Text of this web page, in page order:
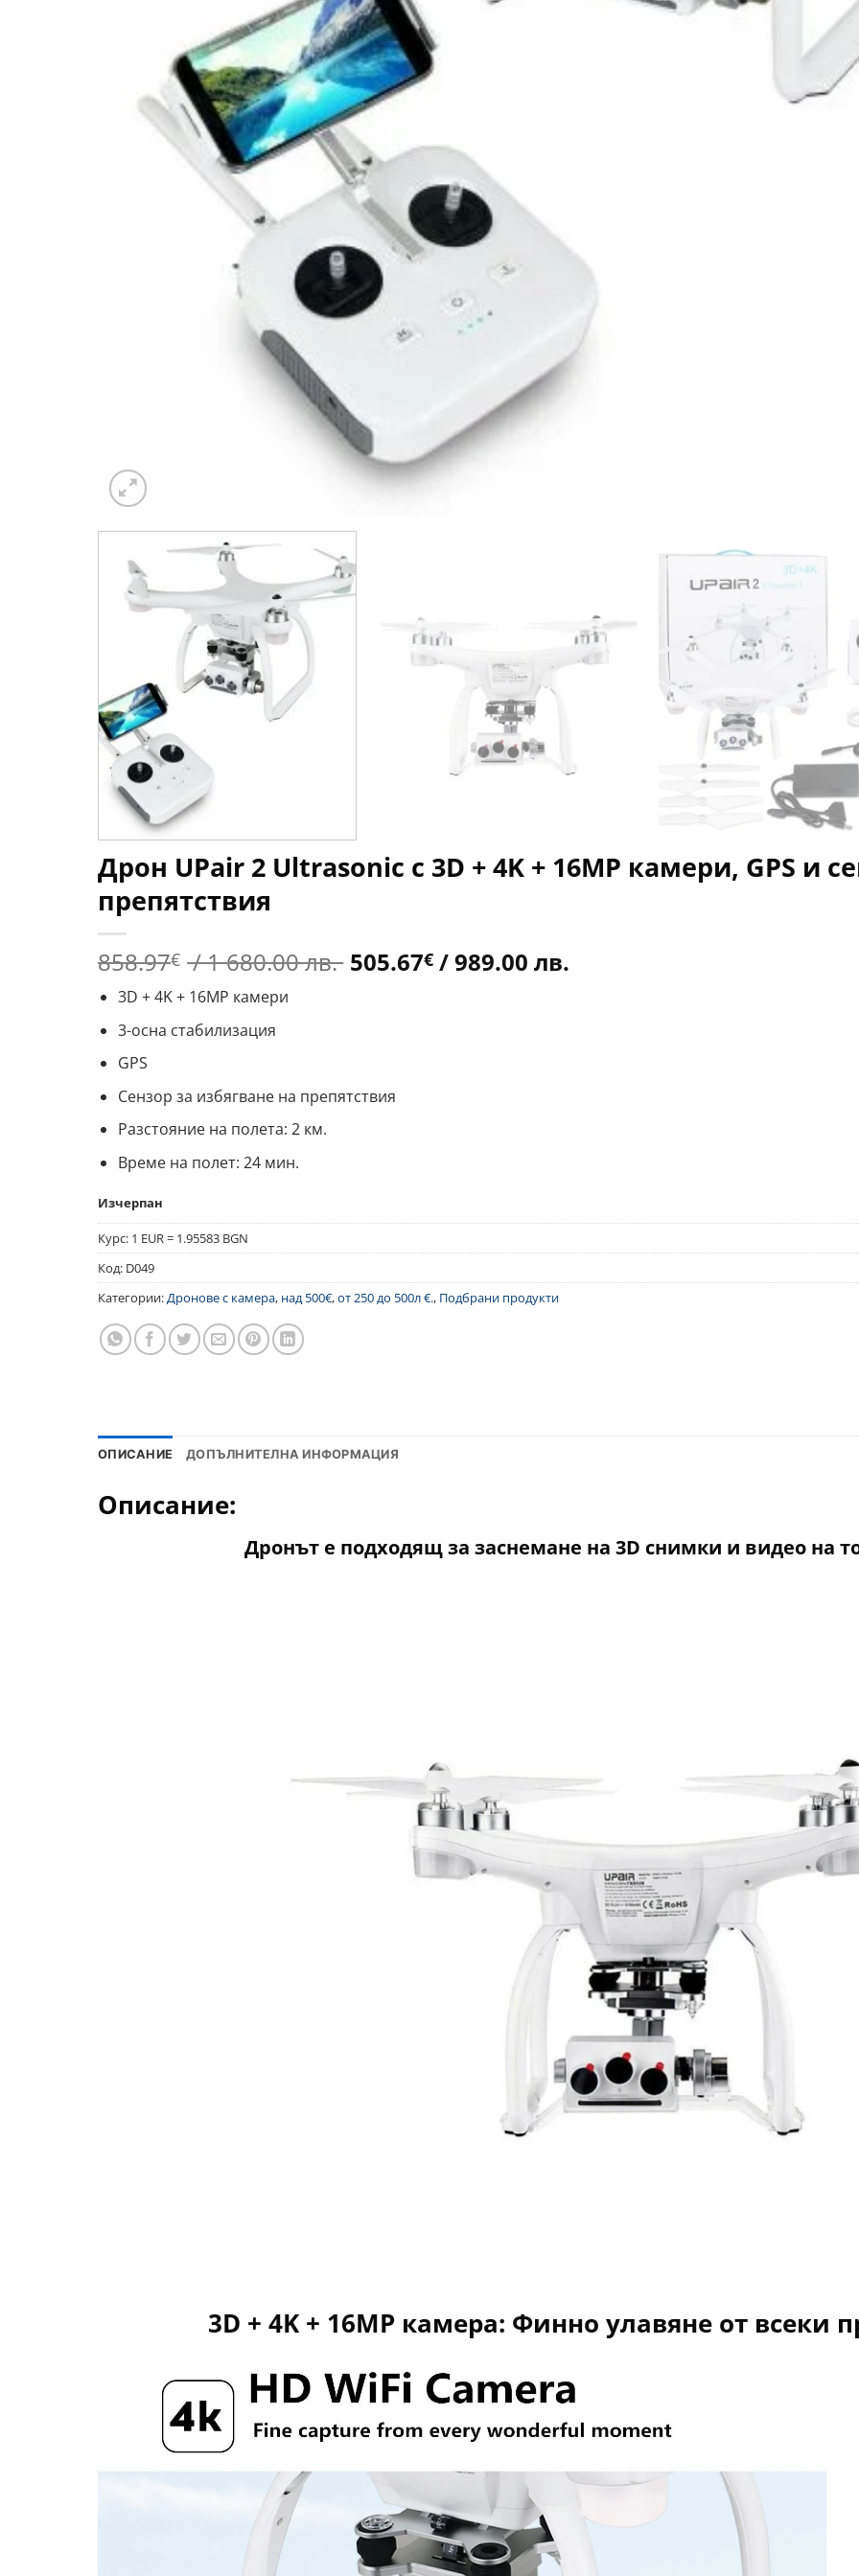
Дрон UPair 2 Ultrasonic с 3D + 4K + 16MP камери, GPS и
препятствия
858.97€ / 1 680.00 лв. Original
680.00 лв..
505.67€ / 989.00 лв.
3D + 4K + 16MP камери
3-осна стабилизация
GPS
Сензор за избягване на препятствия
Разстояние на полета: 2 км.
Време на полет: 24 мин.
Изчерпан
Курс: 1 EUR = 1.95583 BGN
Код: D049
Категории: Дронове с камера, над 500€,от 250 до 500л €., Подбрани продукти
ОПИСАНИЕ ДОПЪЛНИТЕЛНА ИНФОРМАЦИЯ
Описание:
Дронът е подходящ за заснемане на 3D снимки и видео на
3D + 4K + 16MP камера: Финно улавяне от всеки